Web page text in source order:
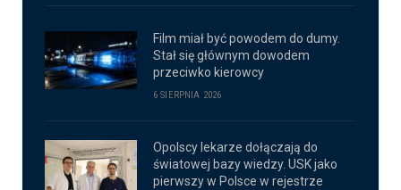
Film miał być powodem do dumy.
Stał się głównym dowodem
przeciwko kierowcy
6 SIERPNIA 2026
Opolscy lekarze dołączają do
światowej bazy wiedzy. USK jako
pierwszy w Polsce w rejestrze